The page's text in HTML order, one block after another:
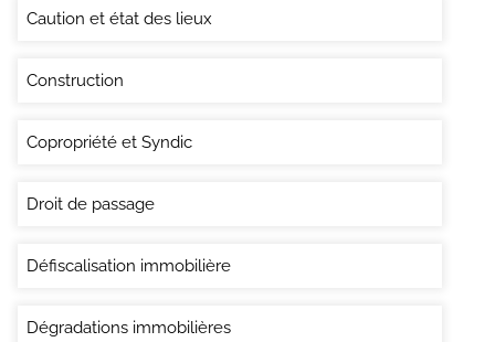
Caution et état des lieux
Construction
Copropriété et Syndic
Droit de passage
Défiscalisation immobilière
Dégradations immobilières